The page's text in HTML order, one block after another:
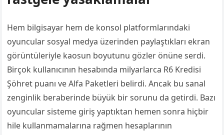
Hem bilgisayar hem de konsol platformlarındaki
oyuncular sosyal medya üzerinden paylaştıkları ekran
görüntüleriyle kaosun boyutunu gözler önüne serdi.
Birçok kullanıcının hesabında milyarlarca R6 Kredisi
Şöhret puanı ve Alfa Paketleri belirdi. Ancak bu sanal
zenginlik beraberinde büyük bir sorunu da getirdi. Bazı
oyuncular sisteme giriş yaptıktan hemen sonra hiçbir
hile kullanmamalarına rağmen hesaplarının